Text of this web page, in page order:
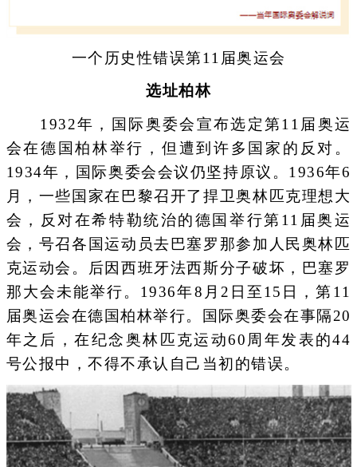
一个历史性错误第11届奥运会
选址柏林
1932年，国际奥委会宣布选定第11届奥运
会在德国柏林举行，但遭到许多国家的反对。
1934年，国际奥委会会议仍坚持原议。1936年6
月，一些国家在巴黎召开了捍卫奥林匹克理想大
会，反对在希特勒统治的德国举行第11届奥运
会，号召各国运动员去巴塞罗那参加人民奥林匹
克运动会。后因西班牙法西斯分子破坏，巴塞罗
那大会未能举行。1936年8月2日至15日，第11
届奥运会在德国柏林举行。国际奥委会在事隔20
年之后，在纪念奥林匹克运动60周年发表的44
号公报中，不得不承认自己当初的错误。